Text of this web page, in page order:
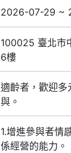
2026-07-29 ~
100025 臺北市
6樓
適齡者，歡迎多
與。
1.增進參與者情
係經營的能力。